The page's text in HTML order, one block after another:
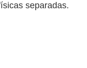
separadas.